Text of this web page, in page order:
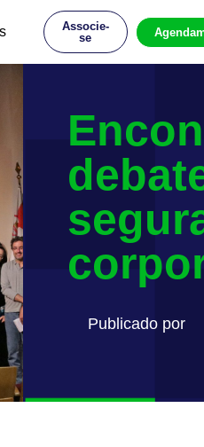
Associe-
se
Publicado por